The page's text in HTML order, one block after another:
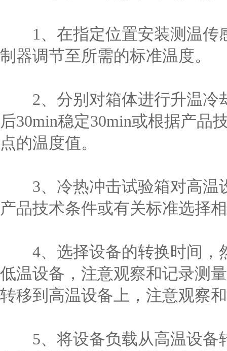
1、在指定位置安装测温传
制器调节至所需的标准温度。
2、分别对箱体进行升温冷
后30min稳定30min或根据产品
点的温度值。
3、冷热冲击试验箱对高温
产品技术条件或有关标准选择
4、选择设备的转换时间，
低温设备，注意观察和记录测
转移到高温设备上，注意观察
5、将设备负载从高温设备